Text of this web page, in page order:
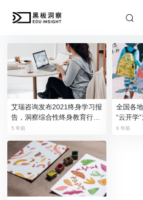
艾瑞咨询发布2021终身学习报
告，洞察综合性终身教育行业
三大趋势
5 年前
全国各
“云开学
6 年前